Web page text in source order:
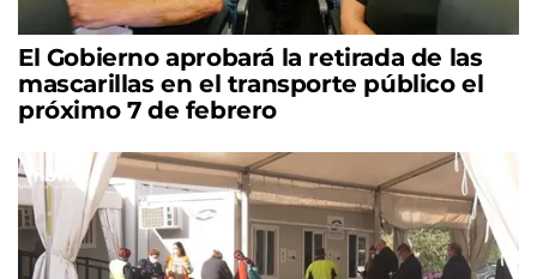
El Gobierno aprobará la retirada de las
mascarillas en el transporte público el
próximo 7 de febrero